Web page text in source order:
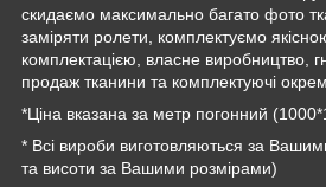
скидаємо максимально багато фото
заміряти ролети, комплектуємо
комплектацією, власне виробництво,
продаж тканини та комплектуючі
*Ціна вказана за метр погонний
* Всі вироби виготовляються за
та висоти за Вашими розмірами)